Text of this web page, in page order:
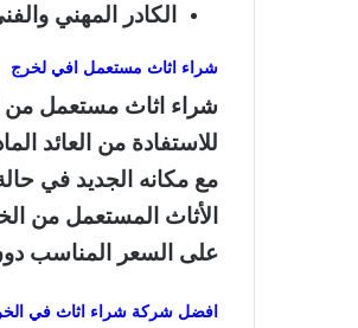
الكادر المهني
شراء اثاث مستعمل افي لخرج
شراء اثاث مستعمل من
للاستفادة من العائد
مع مكانه الجديد في
الأثاث المستعمل من
على السعر المناسب
افضل شركة شراء اثاث في